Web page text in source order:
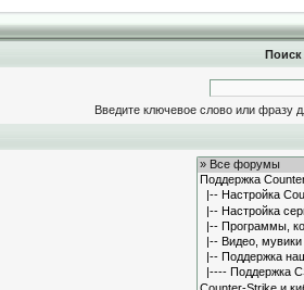
Введите ключевое слово или фразу